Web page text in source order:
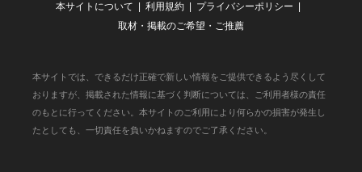
本サイトについて 利用規約
プライバシーポリシー
取材・掲載のご希望・ご推薦
本サイトでは、できるだけ正確で新しい情報をご提供できるよう尽くして
おりますが、掲載された情報に基づく判断については、ご利用者様の責任
のもとに行ってください。本サイトのご利用により何らかの損害が発生し
たとしても、一切責任を負いかねますのでご了承ください。